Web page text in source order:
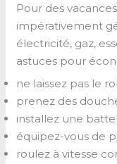
Pour des
impérativement
électricité, gaz,
astuces pour
ne laissez pas le
prenez des
installez une
équipez-vous de
roulez à vitesse